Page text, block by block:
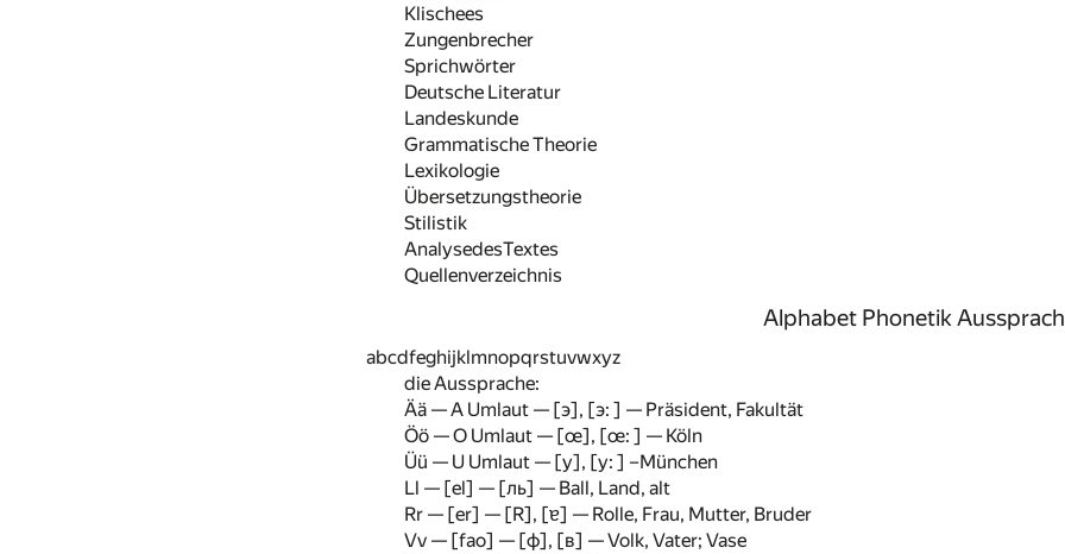
Klischees
Zungenbrecher
Sprichwörter
Deutsche Literatur
Landeskunde
Grammatische Theorie
Lexikologie
Übersetzungstheorie
Stilistik
AnalysedesTextes
Quellenverzeichnis
Alphabet Phonetik
abcdfeghijklmnopqrstuvwxyz
die Aussprache:
Ää — A Umlaut — [э], [э: ] — Präsident, Fakultät
Öö — O Umlaut — [œ], [œ: ] — Köln
Üü — U Umlaut — [y], [y: ] –München
Ll — [el] — [ль] — Ball, Land, alt
Rr — [er] — [R], [ɐ] — Rolle, Frau, Mutter, Bruder
Vv — [fao] — [ф], [в] — Volk, Vater; Vase